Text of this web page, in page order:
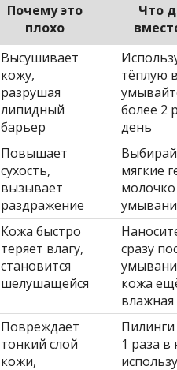
Почему это
плохо
Что
Высушивает
кожу,
разрушая
липидный
барьер
тёплую
более 2
день
Повышает
сухость,
вызывает
раздражение
мягкие
Кожа быстро
теряет влагу,
становится
шелушащейся
сразу
кожа
влажная
Повреждает
тонкий слой
кожи,
1 раза